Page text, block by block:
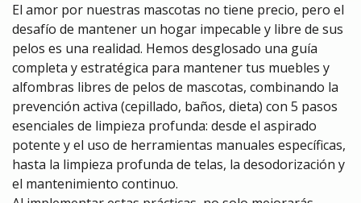
El amor por nuestras mascotas no tiene precio, pero el
desafío de mantener un hogar impecable y libre de sus
pelos es una realidad. Hemos desglosado una guía
completa y estratégica para mantener tus muebles y
alfombras libres de pelos de mascotas, combinando la
prevención activa (cepillado, baños, dieta) con 5 pasos
esenciales de limpieza profunda: desde el aspirado
potente y el uso de herramientas manuales específicas,
hasta la limpieza profunda de telas, la desodorización y
el mantenimiento continuo.